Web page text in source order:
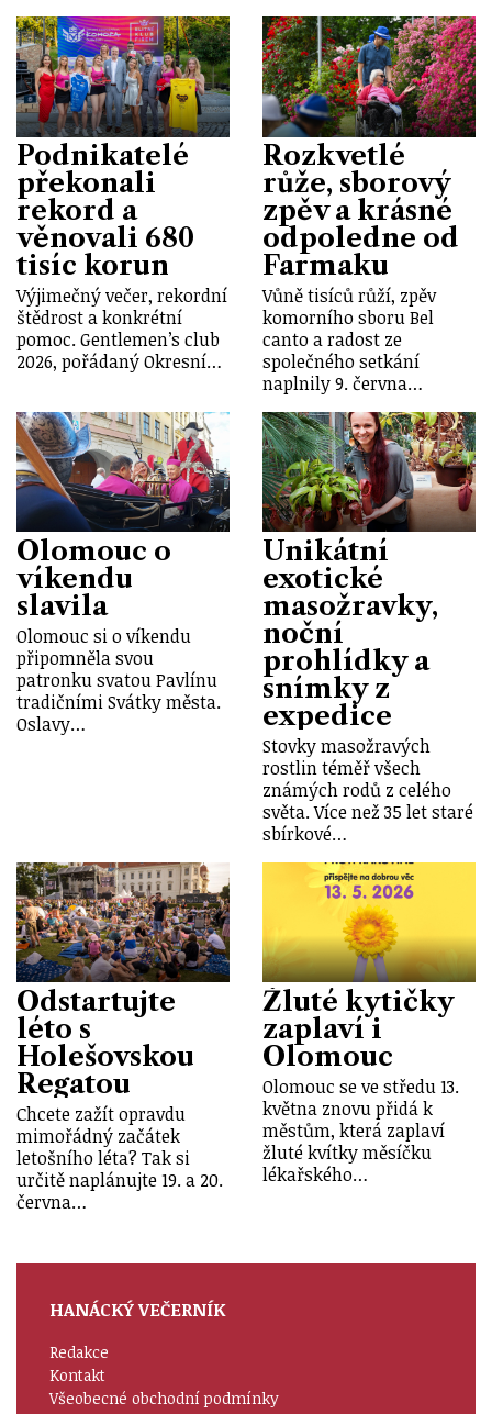
Podnikatelé
překonali
rekord a
věnovali 680
tisíc korun
Výjimečný večer, rekordní
štědrost a konkrétní
pomoc. Gentlemen’s club
2026, pořádaný Okresní…
Rozkvetlé
růže, sborový
zpěv a krásné
odpoledne od
Farmaku
Vůně tisíců růží, zpěv
komorního sboru Bel
canto a radost ze
společného setkání
naplnily 9. června…
Olomouc o
víkendu
slavila
Olomouc si o víkendu
připomněla svou
patronku svatou Pavlínu
tradičními Svátky města.
Oslavy…
Unikátní
exotické
masožravky,
noční
prohlídky a
snímky z
expedice
Stovky masožravých
rostlin téměř všech
známých rodů z celého
světa. Více než 35 let staré
sbírkové…
Odstartujte
léto s
Holešovskou
Regatou
Chcete zažít opravdu
mimořádný začátek
letošního léta? Tak si
určitě naplánujte 19. a 20.
června…
Žluté kytičky
zaplaví i
Olomouc
Olomouc se ve středu 13.
května znovu přidá k
městům, která zaplaví
žluté kvítky měsíčku
lékařského…
HANÁCKÝ VEČERNÍK
Redakce
Kontakt
Všeobecné obchodní podmínky